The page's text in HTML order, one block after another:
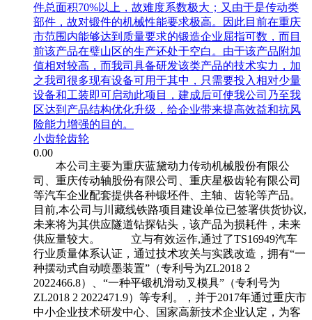
件总面积70%以上，故难度系数极大；又由于是传动类
部件，故对锻件的机械性能要求极高。因此目前在重庆
市范围内能够达到质量要求的锻造企业屈指可数，而目
前该产品在璧山区的生产还处于空白。由于该产品附加
值相对较高，而我司具备研发该类产品的技术实力，加
之我司很多现有设备可用于其中，只需要投入相对少量
设备和工装即可启动此项目，建成后可使我公司乃至我
区达到产品结构优化升级，给企业带来提高效益和抗风
险能力增强的目的。
小齿轮齿轮
0.00
本公司主要为重庆蓝黛动力传动机械股份有限公
司、重庆传动轴股份有限公司、重庆星极齿轮有限公司
等汽车企业配套提供各种锻坯件、主轴、齿轮等产品。
目前,本公司与川藏线铁路项目建设单位已签署供货协议,
未来将为其供应隧道钻探钻头，该产品为损耗件，未来
供应量较大。 立与有效运作,通过了TS16949汽车
行业质量体系认证，通过技术攻关与实践改造，拥有“一
种摆动式自动喷墨装置”（专利号为ZL2018 2
2022466.8）、“一种平锻机滑动叉模具”（专利号为
ZL2018 2 2022471.9）等专利。，并于2017年通过重庆市
中小企业技术研发中心、国家高新技术企业认定，为客